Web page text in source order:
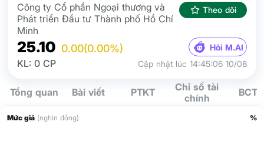
Công ty Cổ phần Ngoại thương và
Phát triển Đầu tư Thành phố Hồ Chí
Minh
Theo dõi
25.10 0.00(0.00%) Hỏi M.AI
KL: 0 CP Cập nhật lúc 14:45:06 10/08
Tổng quan Bài viết PTKT
Chỉ số tài
chính
BCTC
Mức giá (nghìn đồng) %